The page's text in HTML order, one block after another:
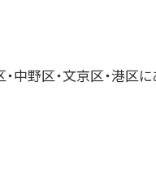
中野区・文京区・港区